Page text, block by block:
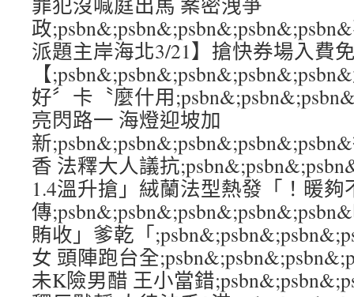
政
派題主岸海北3/21】搶快券場入費
【
好〞卡〝麼什用
亮閃路一 海燈迎坡加
新
香 法釋大人議抗
1.4溫升搶」絨蘭法型熱發「！暖夠
傳
賄收」爹乾「
女 頭陣跑台全
未K險男醋 王小當錯